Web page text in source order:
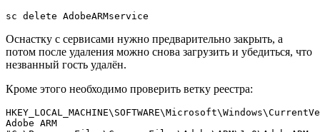
Оснастку с сервисами нужно предварительно закрыть, а
потом после удаления можно снова загрузить и убедиться, что
незванный гость удалён.
Кроме этого необходимо проверить ветку реестра:
Adobe ARM